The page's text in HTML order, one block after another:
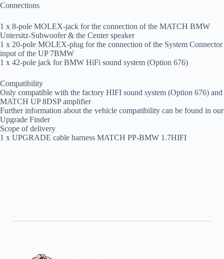
Connections
1 x 8-pole MOLEX-jack for the connection of the MATCH BMW
Untersitz-Subwoofer & the Center speaker
1 x 20-pole MOLEX-plug for the connection of the System Connector
input of the UP 7BMW
1 x 42-pole jack for BMW HiFi sound system (Option 676)
Compatibility
Only compatible with the factory HIFI sound system (Option 676) and
MATCH UP 8DSP amplifier
Further information about the vehicle compatibility can be found in our
Upgrade Finder
Scope of delivery
1 x UPGRADE cable harness MATCH PP-BMW 1.7HIFI